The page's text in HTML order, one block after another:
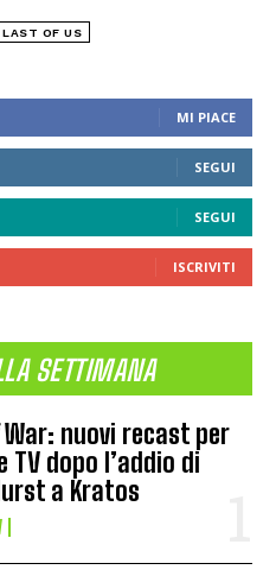
MI PIACE
SEGUI
SEGUI
ISCRIVITI
SETTIMANA
War: nuovi recast per
TV dopo l’addio di
a Kratos
LAST OF US